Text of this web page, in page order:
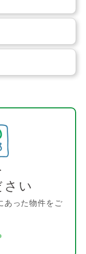
い
あった物件をご